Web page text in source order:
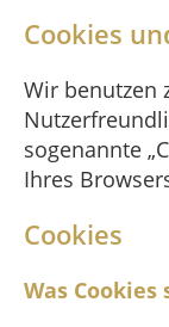
Cookies
Wir benutzen
sogenannte
Ihres
Cookies
Was Cookies